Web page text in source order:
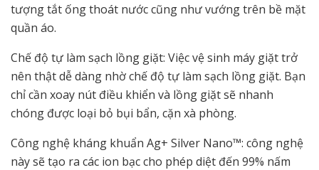
tượng tắt ống thoát nước cũng như vướng trên bề mặt
quần áo.
Chế độ tự làm sạch lồng giặt: Việc vệ sinh máy giặt trở
nên thật dễ dàng nhờ chế độ tự làm sạch lồng giặt. Bạn
chỉ cần xoay nút điều khiển và lồng giặt sẽ nhanh
chóng được loại bỏ bụi bẩn, cặn xà phòng.
Công nghệ kháng khuẩn Ag+ Silver Nano™: công nghệ
này sẽ tạo ra các ion bạc cho phép diệt đến 99% nấm